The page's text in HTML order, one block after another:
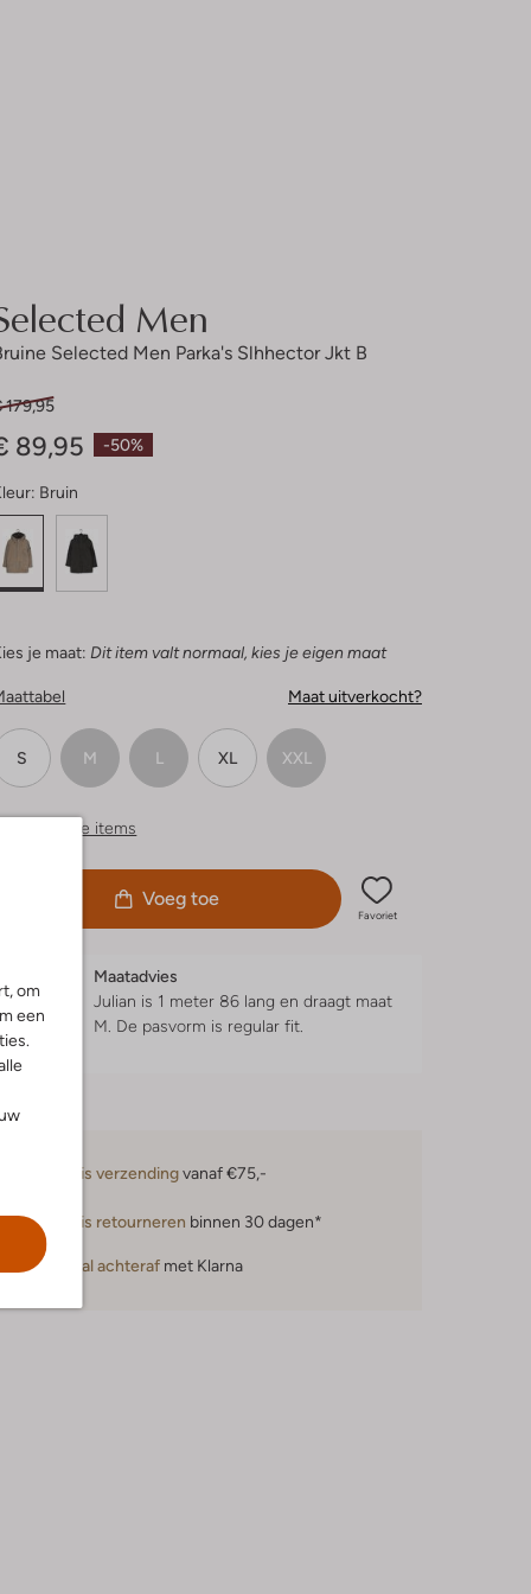
om
een
Men
Selected Men Parka's Slhhector Jkt B
-50%
179,95
89,95
Bruin
je maat: Dit item valt normaal, kies je eigen maat
Maat uitverkocht?
S M L XL XXL
items
Voeg toe
Favoriet
Maatadvies
Julian is 1 meter 86 lang en draagt maat
M. De pasvorm is regular fit.
Gratis verzendingvanaf €75,-
Gratis retourneren binnen 30 dagen*
Betaal achteraf met Klarna